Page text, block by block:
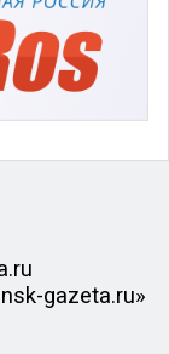
gazeta.ru»